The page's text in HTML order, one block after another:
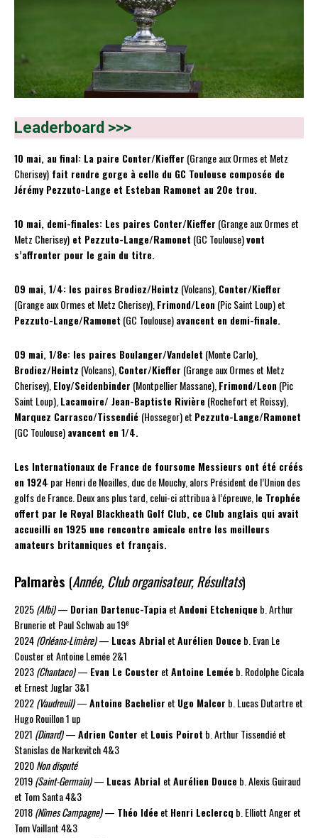
Leaderboard >>>
10 mai, au final: La paire Conter/Kieffer (Grange aux Ormes et Metz
Cherisey) fait rendre gorge à celle du GC Toulouse composée de
Jérémy Pezzuto-Lange et Esteban Ramonet au 20e trou.
10 mai, demi-finales: Les paires Conter/Kieffer (Grange aux Ormes et
Metz Cherisey) et Pezzuto-Lange/Ramonet (GC Toulouse)vont
s’affronter pour le gain du titre.
09 mai, 1/4: les paires Brodiez/Heintz (Volcans), Conter/Kieffer
(Grange aux Ormes et Metz Cherisey), Frimond/Leon(Pic Saint Loup) et
Pezzuto-Lange/Ramonet (GC Toulouse)avancent en demi-finale.
09 mai, 1/8e: les paires Boulanger/Vandelet (Monte Carlo),
Brodiez/Heintz (Volcans), Conter/Kieffer (Grange aux Ormes et Metz
Cherisey), Eloy/Seidenbinder (Montpellier Massane), Frimond/Leon(Pic
Saint Loup), Lacamoire/ Jean-Baptiste Rivière(Rochefort et Roissy),
Marquez Carrasco/Tissendié (Hossegor) et Pezzuto-Lange/Ramonet
(GC Toulouse)avancent en 1/4.
Les Internationaux de France de foursome Messieurs ont été créés
en 1924 par Henri de Noailles, duc de Mouchy, alors Président de l’Union des
golfs de France. Deux ans plus tard, celui-ci attribua à l’épreuve, le Trophée
offert par le Royal Blackheath Golf Club, ce Club anglais qui avait
accueilli en 1925 une rencontre amicale entre les meilleurs
amateurs britanniques et français.
Palmarès (Année, Club organisateur, Résultats)
2025(Albi)— Dorian Dartenuc-TapiaetAndoni Etcheniqueb. Arthur
Brunerie et Paul Schwab au 19e
2024(Orléans-Limère)— Lucas AbrialetAurélien Douceb. Evan Le
Couster et Antoine Lemée 2&1
2023(Chantaco)— Evan Le Couster etAntoine Leméeb. Rodolphe Cicala
et Ernest Juglar 3&1
2022(Vaudreuil)—Antoine Bachelier et Ugo Malcor b. Lucas Dutartre et
Hugo Rouillon 1 up
2021 (Dinard)—Adrien Conter et Louis Poirot b. Arthur Tissendié et
Stanislas de Narkevitch 4&3
2020Non disputé
2019(Saint-Germain)— Lucas Abrial etAurélien Douceb. Alexis Guiraud
et Tom Santa 4&3
2018(Nîmes Campagne)— Théo Idéeet Henri Leclercq b. Elliott Anger et
Tom Vaillant 4&3